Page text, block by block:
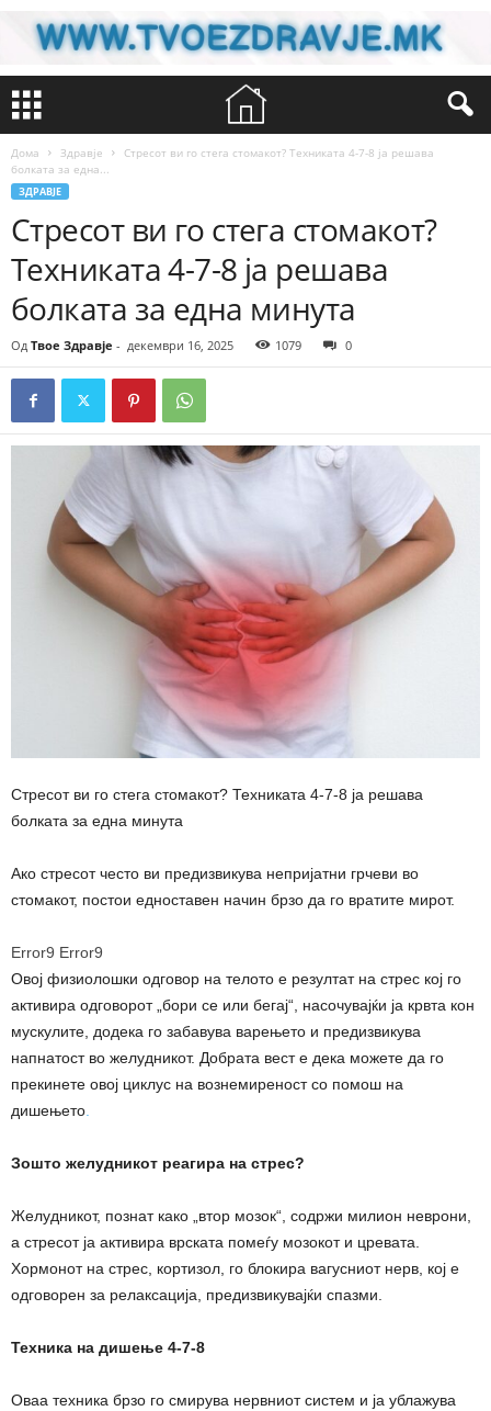
Дома Здравје
Стресот ви го стега стомакот? Техниката 4-7-8 ја решава
болката за една...
ЗДРАВЈЕ
Стресот ви го стега стомакот?
Техниката 4-7-8 ја решава
болката за една минута
Од Твое Здравје - декември 16, 2025 1079 0
Стресот ви го стега стомакот? Техниката 4-7-8 ја решава
болката за една минута
Ако стресот често ви предизвикува непријатни грчеви во
стомакот, постои едноставен начин брзо да го вратите мирот.
Error9 Error9
Овој физиолошки одговор на телото е резултат на стрес кој го
активира одговорот „бори се или бегај“, насочувајќи ја крвта кон
мускулите, додека го забавува варењето и предизвикува
напнатост во желудникот. Добрата вест е дека можете да го
прекинете овој циклус на вознемиреност со помош на
дишењето.
Зошто желудникот реагира на стрес?
Желудникот, познат како „втор мозок“, содржи милион неврони,
а стресот ја активира врската помеѓу мозокот и цревата.
Хормонот на стрес, кортизол, го блокира вагусниот нерв, кој е
одговорен за релаксација, предизвикувајќи спазми.
Техника на дишење 4-7-8
Оваа техника брзо го смирува нервниот систем и ја ублажува